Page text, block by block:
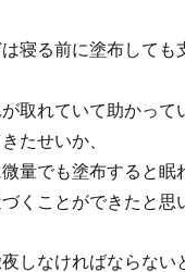
寝る前に塗布しても
取れていて助かって
たせいか、
量でも塗布すると眠
くことができたと思
夜しなければならない